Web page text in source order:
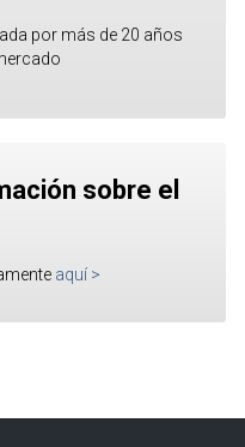
por más de 20 años
sobre el
aquí >